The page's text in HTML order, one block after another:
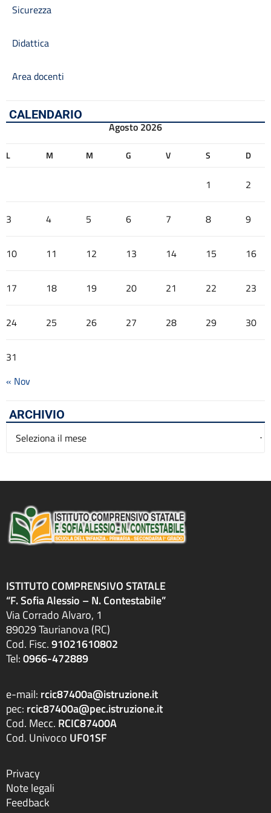
Sicurezza
Didattica
Area docenti
CALENDARIO
Agosto 2026
L M M G V S D
1 2
3 4 5 6 7 8 9
10 11 12 13 14 15 16
17 18 19 20 21 22 23
24 25 26 27 28 29 30
31
« Nov
ARCHIVIO
Archivio
ISTITUTO COMPRENSIVO STATALE
“F. Sofia Alessio – N. Contestabile”
Via Corrado Alvaro, 1
89029 Taurianova (RC)
Cod. Fisc.91021610802
Tel:0966-472889
e-mail: rcic87400a@istruzione.it
pec: rcic87400a@pec.istruzione.it
Cod. Mecc. RCIC87400A
Cod. Univoco UF01SF
Privacy
Note legali
Feedback